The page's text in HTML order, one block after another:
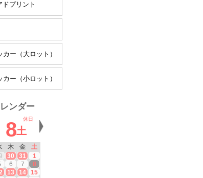
プリント
ー（大ロット）
ー（小ロット）
ンダー
休日
8土
木 金
土
30 31
1
6 7
8
13 14
15